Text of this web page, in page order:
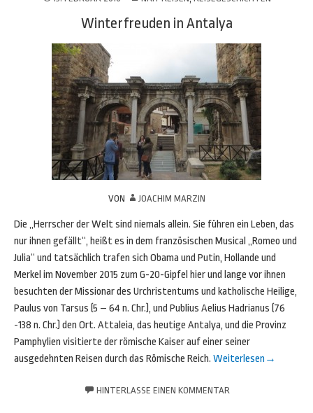
Winterfreuden in Antalya
VON JOACHIM MARZIN
Die „Herrscher der Welt sind niemals allein. Sie führen ein Leben, das
nur ihnen gefällt“, heißt es in dem französischen Musical „Romeo und
Julia“ und tatsächlich trafen sich Obama und Putin, Hollande und
Merkel im November 2015 zum G-20-Gipfel hier und lange vor ihnen
besuchten der Missionar des Urchristentums und katholische Heilige,
Paulus von Tarsus (5 – 64 n. Chr.), und Publius Aelius Hadrianus (76
-138 n. Chr.) den Ort. Attaleia, das heutige Antalya, und die Provinz
Pamphylien visitierte der römische Kaiser auf einer seiner
ausgedehnten Reisen durch das Römische Reich. Weiterlesen →
HINTERLASSE EINEN KOMMENTAR